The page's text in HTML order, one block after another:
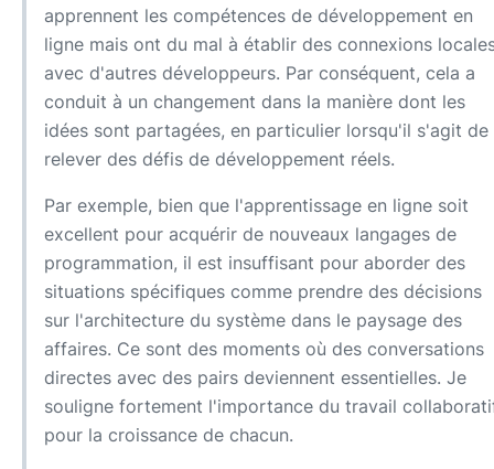
apprennent les compétences de développement en
ligne mais ont du mal à établir des connexions
avec d'autres développeurs. Par conséquent, cela a
conduit à un changement dans la manière dont les
idées sont partagées, en particulier lorsqu'il s'agit de
relever des défis de développement réels.
Par exemple, bien que l'apprentissage en ligne soit
excellent pour acquérir de nouveaux langages de
programmation, il est insuffisant pour aborder des
situations spécifiques comme prendre des décisions
sur l'architecture du système dans le paysage des
affaires. Ce sont des moments où des conversations
directes avec des pairs deviennent essentielles. Je
souligne fortement l'importance du travail
pour la croissance de chacun.